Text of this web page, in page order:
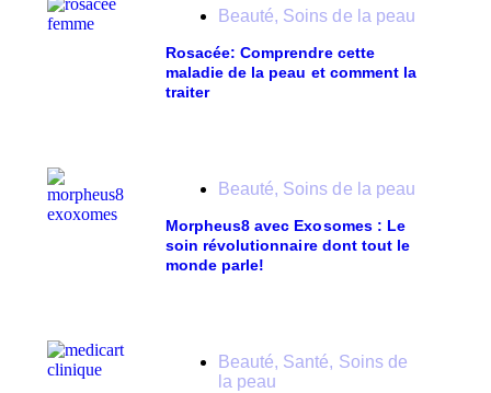
Beauté, Soins de la peau
Rosacée: Comprendre cette
maladie de la peau et comment la
traiter
Beauté, Soins de la peau
Morpheus8 avec Exosomes : Le
soin révolutionnaire dont tout le
monde parle!
Beauté, Santé, Soins de
la peau